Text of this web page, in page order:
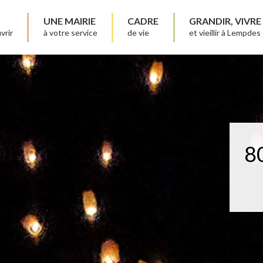
UNE MAIRIE
à votre service
CADRE
de vie
GRANDIR, VIVRE
et vieillir à Lempdes